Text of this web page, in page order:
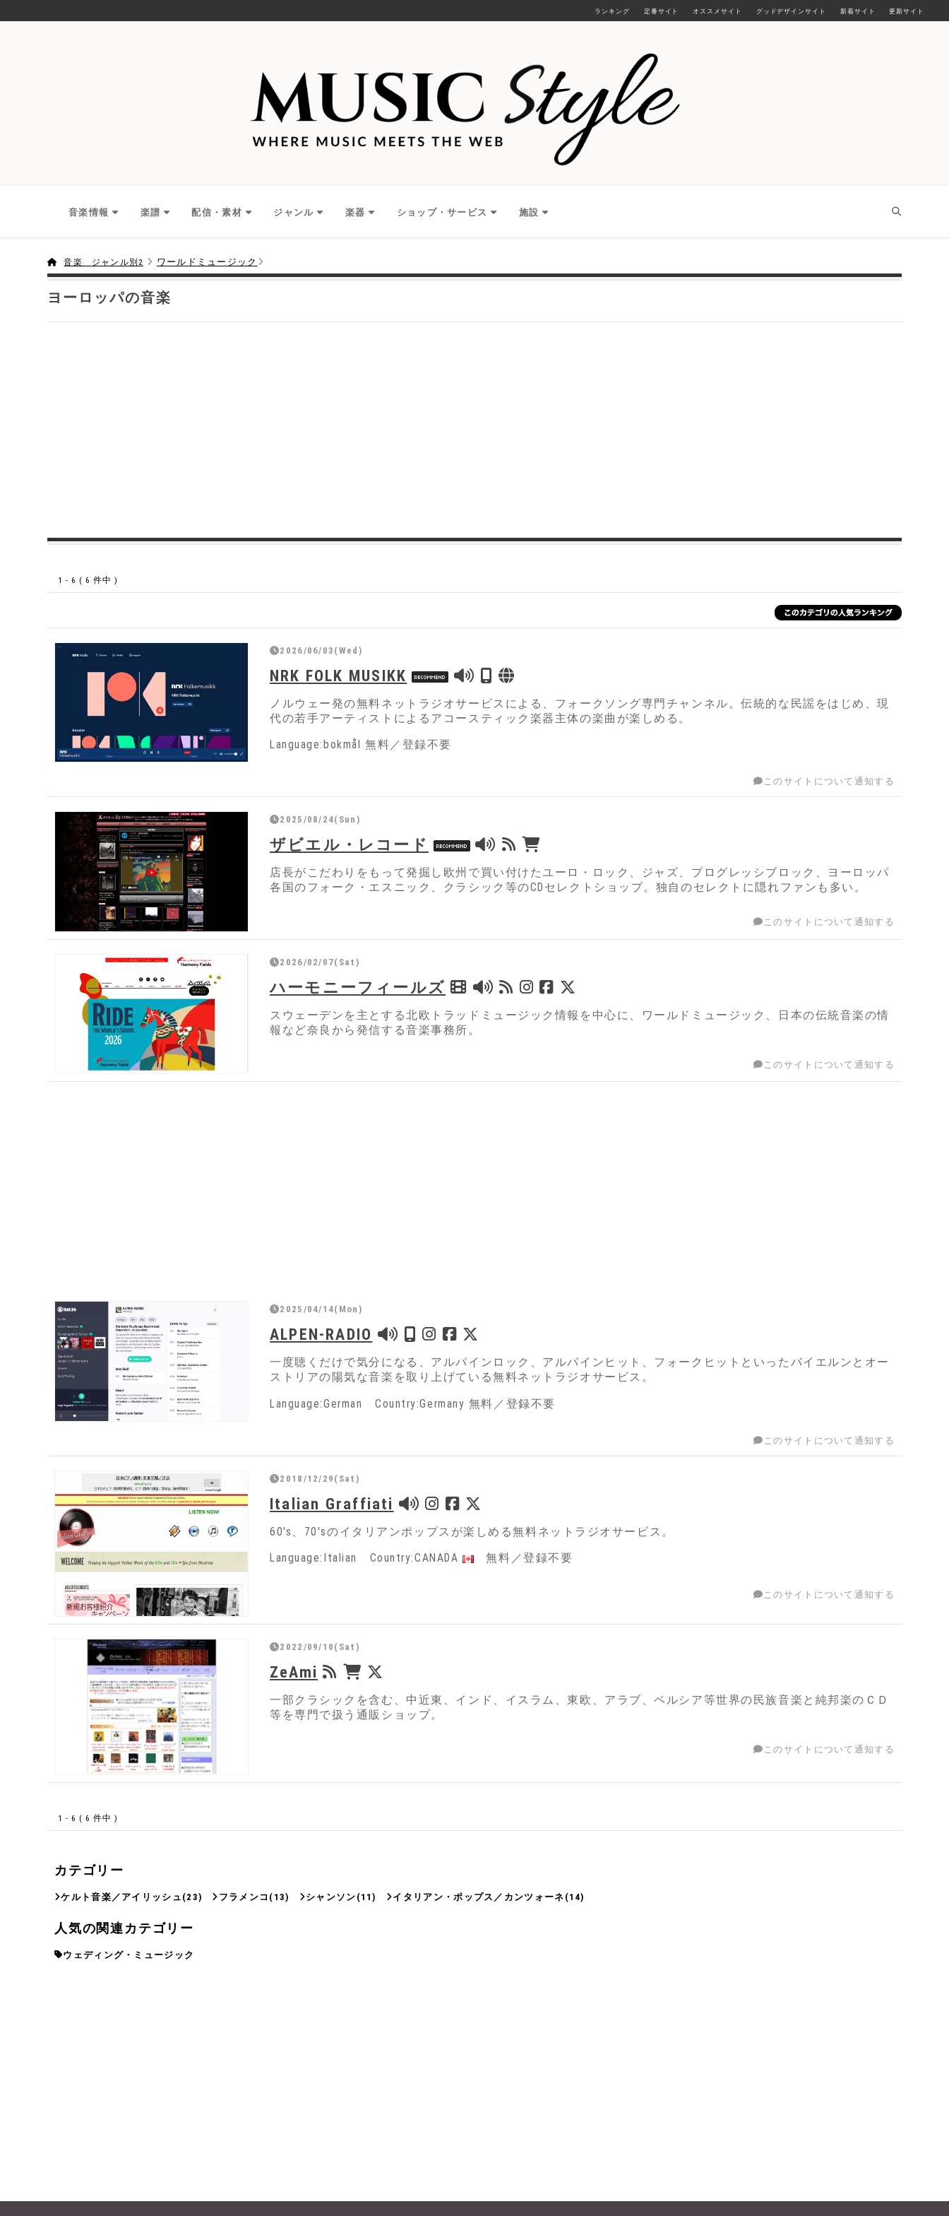
更新サイト
新着サイト
グッドデザインサイト
オススメサイト
定番サイト
ランキング
音楽情報 楽譜 配信・素材 ジャンル 楽器 ショップ・サービス 施設
音楽 ジャンル別2 ワールドミュージック
ヨーロッパの音楽
1 - 6 ( 6 件中 )
2026/06/03(Wed)
NRK FOLK MUSIKK
ノルウェー発の無料ネットラジオサービスによる、フォークソング専門チャンネル。伝統的な民謡をはじめ、現
代の若手アーティストによるアコースティック楽器主体の楽曲が楽しめる。
Language:bokmål 無料／登録不要
このサイトについて通知する
2025/08/24(Sun)
ザビエル・レコード
店長がこだわりをもって発掘し欧州で買い付けたユーロ・ロック、ジャズ、プログレッシブロック、ヨーロッパ
各国のフォーク・エスニック、クラシック等のCDセレクトショップ。独自のセレクトに隠れファンも多い。
このサイトについて通知する
2026/02/07(Sat)
ハーモニーフィールズ
スウェーデンを主とする北欧トラッドミュージック情報を中心に、ワールドミュージック、日本の伝統音楽の情
報など奈良から発信する音楽事務所。
このサイトについて通知する
2025/04/14(Mon)
ALPEN-RADIO
一度聴くだけで気分になる、アルパインロック、アルパインヒット、フォークヒットといったバイエルンとオー
ストリアの陽気な音楽を取り上げている無料ネットラジオサービス。
Language:German Country:Germany 無料／登録不要
このサイトについて通知する
2018/12/29(Sat)
Italian Graffiati
60's、70'sのイタリアンポップスが楽しめる無料ネットラジオサービス。
Language:Italian Country:CANADA 無料／登録不要
このサイトについて通知する
2022/09/10(Sat)
ZeAmi
一部クラシックを含む、中近東、インド、イスラム、東欧、アラブ、ペルシア等世界の民族音楽と純邦楽のＣＤ
等を専門で扱う通販ショップ。
このサイトについて通知する
1 - 6 ( 6 件中 )
カテゴリー
ケルト音楽／アイリッシュ (23) フラメンコ (13) シャンソン (11) イタリアン・ポップス／カンツォーネ (14)
人気の関連カテゴリー
ウェディング・ミュージック